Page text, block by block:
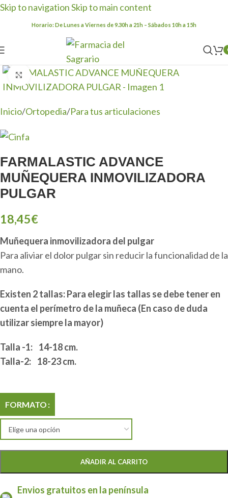
Skip to navigationSkip to main content
Horario: De Lunes a Viernes de 9.30h a 21h – Sábados 10h a 15h
Clic para ampliar
Inicio/Ortopedia/Para tus articulaciones
FARMALASTIC ADVANCE
MUÑEQUERA INMOVILIZADORA
PULGAR
18,45€
Muñequera inmovilizadora del pulgar
Para aliviar el dolor pulgar sin reducir la funcionalidad de la
mano.
Existen 2 tallas: Para elegir las tallas se debe tener en
cuenta el perímetro de la muñeca (En caso de duda
utilizar siempre la mayor)
Talla -1: 14-18 cm.
Talla-2: 18-23 cm.
FORMATO
AÑADIR AL CARRITO
Envios gratuitos en la península